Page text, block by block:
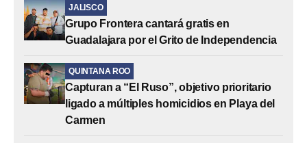
JALISCO
Grupo Frontera cantará gratis en
Guadalajara por el Grito de Independencia
QUINTANA ROO
Capturan a “El Ruso”, objetivo prioritario
ligado a múltiples homicidios en Playa del
Carmen